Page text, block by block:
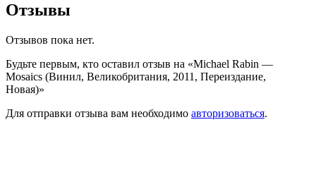
Отзывы
Отзывов пока нет.
Будьте первым, кто оставил отзыв на «Michael Rabin —
Mosaics (Винил, Великобритания, 2011, Переиздание,
Новая)»
Для отправки отзыва вам необходимо авторизоваться.